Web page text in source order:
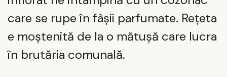
care se rupe în fâșii parfumate. Rețeta
e moștenită de la o mătușă care lucra
în brutăria comunală.